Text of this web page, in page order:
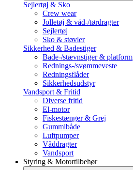
Sejlertøj & Sko
Crew wear
Jolletøj & våd-/tørdragter
Sejlertøj
Sko & støvler
Sikkerhed & Badestiger
Bade-/stævnstiger & platform
Rednings-/svømmeveste
Redningsflåder
Sikkerhedsudstyr
Vandsport & Fritid
Diverse fritid
El-motor
Fiskestænger & Grej
Gummibåde
Luftpumper
Våddragter
Vandsport
Styring & Motortilbehør